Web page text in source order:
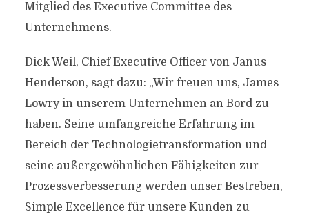
Mitglied des Executive Committee des
Unternehmens.
Dick Weil, Chief Executive Officer von Janus
Henderson, sagt dazu: „Wir freuen uns, James
Lowry in unserem Unternehmen an Bord zu
haben. Seine umfangreiche Erfahrung im
Bereich der Technologietransformation und
seine außergewöhnlichen Fähigkeiten zur
Prozessverbesserung werden unser Bestreben,
Simple Excellence für unsere Kunden zu